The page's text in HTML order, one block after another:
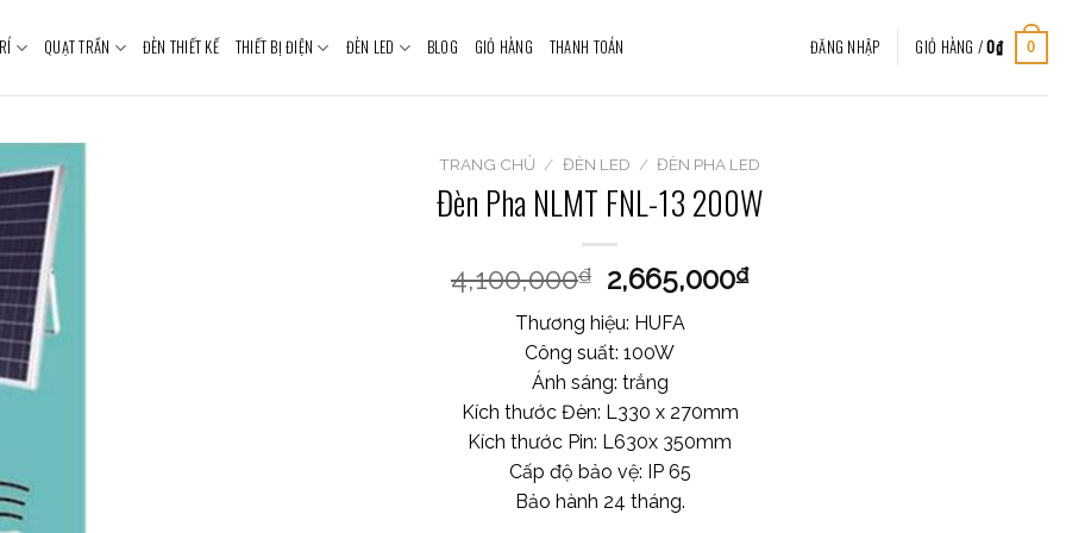
QUẠT TRẦN ĐÈN THIẾT KẾ THIẾT BỊ ĐIỆN ĐÈN LED BLOG GIỎ HÀNG THANH TOÁN ĐĂNG NHẬP GIỎ HÀNG /0₫ 0
TRANG CHỦ / ĐÈN LED / ĐÈN PHA LED
Đèn Pha NLMT FNL-13 200W
4,100,000₫ 2,665,000₫
Thương hiệu: HUFA
Công suất: 100W
Ánh sáng: trắng
Kích thước Đèn: L330 x 270mm
Kích thước Pin: L630x 350mm
Cấp độ bảo vệ: IP 65
Bảo hành 24 tháng.